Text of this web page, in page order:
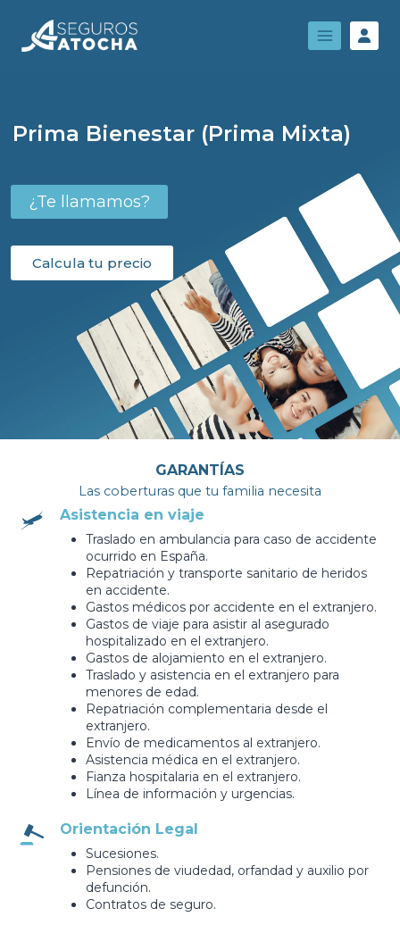
Prima Bienestar (Prima Mixta)
¿Te llamamos?
Calcula tu precio
GARANTÍAS
Las coberturas que tu familia necesita
Asistencia en viaje​
Traslado en ambulancia para caso de accidente
ocurrido en España.
Repatriación y transporte sanitario de heridos
en accidente.
Gastos médicos por accidente en el extranjero.
Gastos de viaje para asistir al asegurado
hospitalizado en el extranjero.
Gastos de alojamiento en el extranjero.
Traslado y asistencia en el extranjero para
menores de edad.
Repatriación complementaria desde el
extranjero.
Envío de medicamentos al extranjero.
Asistencia médica en el extranjero.
Fianza hospitalaria en el extranjero.
Línea de información y urgencias.
Orientación Legal
Sucesiones.
Pensiones de viudedad, orfandad y auxilio por
defunción.
Contratos de seguro.